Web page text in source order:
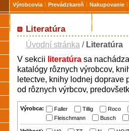
Literatúra
Úvodní stránka / Literatúra
V sekcii literatúra sa nachádza
katalógy rôznych výrobcov,
letectve, knihy lodnej doprave
od rôznych výrbcov,
Výrobca: Faller Tillig
Roco
Fleischmann
Busch
Výrobcovia Prevádzkareň Nakupovanie